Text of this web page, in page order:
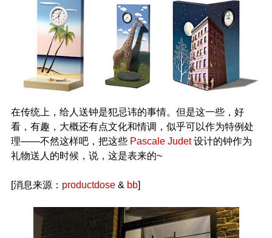
在传统上，给人送钟是犯忌讳的事情。但是这一些，好
看，有趣，大概还有点文化和情调，似乎可以作为特例处
理——不然这样吧，把这些 Pascale Judet设计的钟作为
礼物送人的时候，说，这是表来的~
[消息来源： productdose& bb]